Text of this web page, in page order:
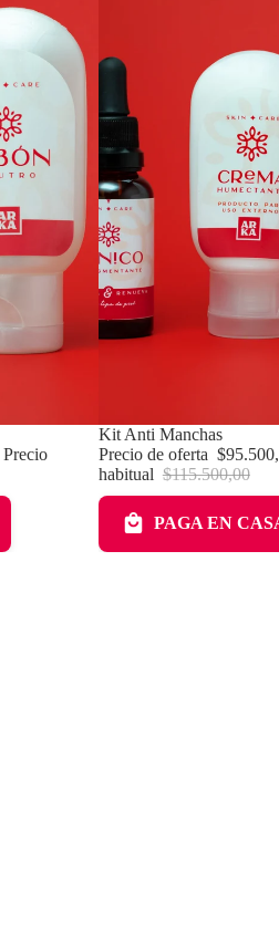
Precio
Oferta
Kit Anti Manchas
Precio de oferta
habitual $115.500,00
PAGA EN